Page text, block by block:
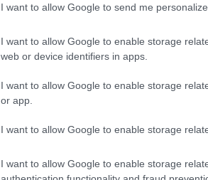
I want to allow Google to send me
I want to allow Google to enable storage
web or device identifiers in apps.
I want to allow Google to enable storage
or app.
I want to allow Google to enable storage
I want to allow Google to enable storage
Δολοφονία Άλεξ
πράκτορες που
Η CBP έχει
συμβάν
Κόσμος|28.01.2026